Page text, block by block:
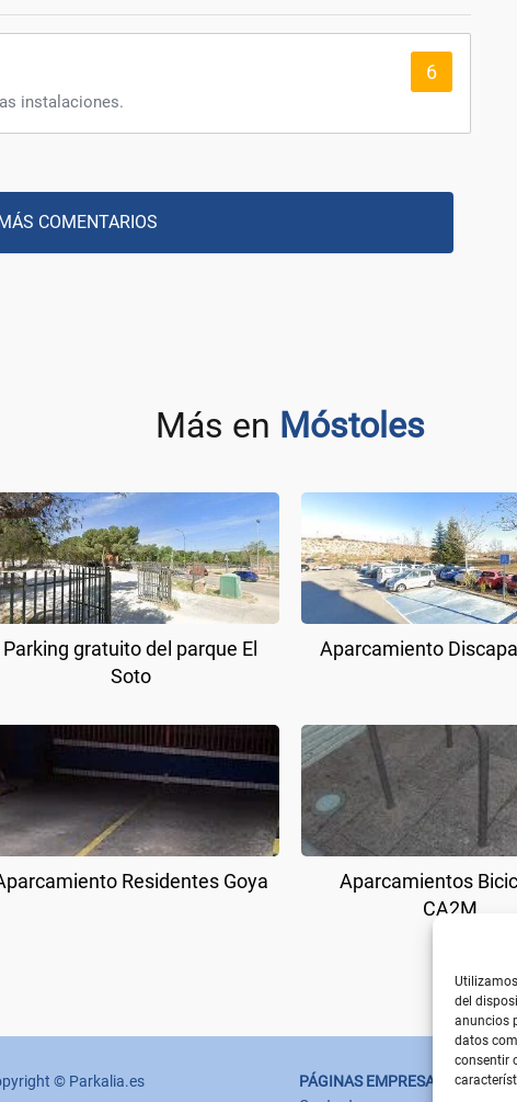
del
anuncios
datos
consentir
6
instalaciones.
COMENTARIOS
Más en Móstoles
Parking gratuito del parque El
Soto
Aparcamiento
Residentes Goya
Aparcamientos
CA2M
© Parkalia.es
PÁGINAS EMPRESA